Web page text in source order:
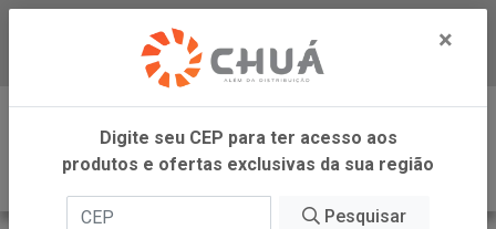
Baixe já nosso APP
0
×
Digite seu CEP para ter acesso aos
produtos e ofertas exclusivas da sua região
Pesquisar